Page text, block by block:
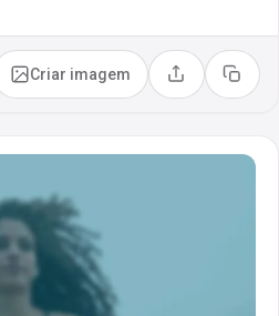
Criar imagem Compartilhar
Copiar